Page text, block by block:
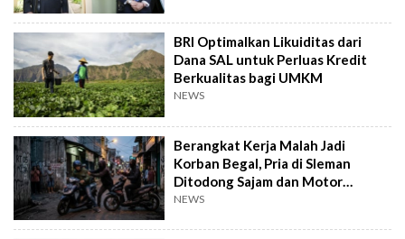
BRI Optimalkan Likuiditas dari
Dana SAL untuk Perluas Kredit
Berkualitas bagi UMKM
NEWS
Berangkat Kerja Malah Jadi
Korban Begal, Pria di Sleman
Ditodong Sajam dan Motor
Digasak
NEWS